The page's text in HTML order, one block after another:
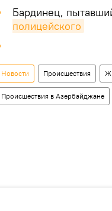
Бардинец,
полицейского
Новости Происшествия
Происшествия в Азербайджане